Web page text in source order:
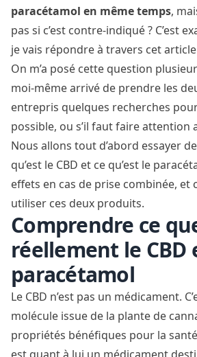
paracétamol en même temps,
pas si c’est contre-indiqué ? C’est
je vais répondre à travers cet
On m’a posé cette question
moi-même arrivé de prendre les
entrepris quelques recherches pour
possible, ou s’il faut faire attention
Nous allons tout d’abord essayer
qu’est le CBD et ce qu’est le
effets en cas de prise combinée, et
utiliser ces deux produits.
Comprendre ce
réellement le CBD
paracétamol
Le CBD n’est pas un médicament.
molécule issue de la plante de
propriétés bénéfiques pour la